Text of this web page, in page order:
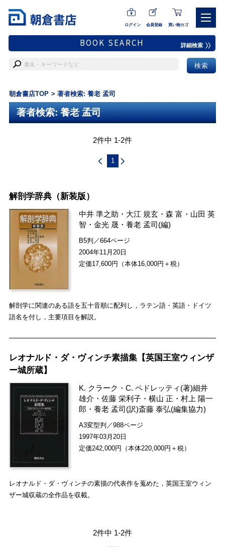
ログイン 会員登録 買い物カゴ
BOOK SEARCH 詳細検索
朝倉書店TOP 著者検索: 養老 孟司
著者検索: 養老 孟司
2件中 1-2件
1
解剖学辞典（新装版）
中井 準之助 ・ 大江 規玄 ・森 富 ・ 山田 英
智 ・金光 晟 ・養老 孟司(編)
B5判／664ページ
2004年11月20日
定価17,600円（本体16,000円＋税）
解剖学に関連のある語を五十音順に配列し，ラテン語・英語・ドイツ
語名を付し，主要項目を解説。
レオナルド・ダ・ヴィンチ素描集【英国王室ウィンザ
ー城所蔵】
K. クラーク ・C. ペドレッティ (著)細井
雄介 ・佐藤 栄利子 ・横山 正 ・村上 陽一
郎 ・養老 孟司(訳)斎藤 泰弘(編集協力)
A3変型判／988ページ
1997年03月20日
定価242,000円（本体220,000円＋税）
レオナルド・ダ・ヴィンチの素描の代表作を蒐めた，英国王室ウィン
ザー城収蔵の全作品を収載。
2件中 1-2件